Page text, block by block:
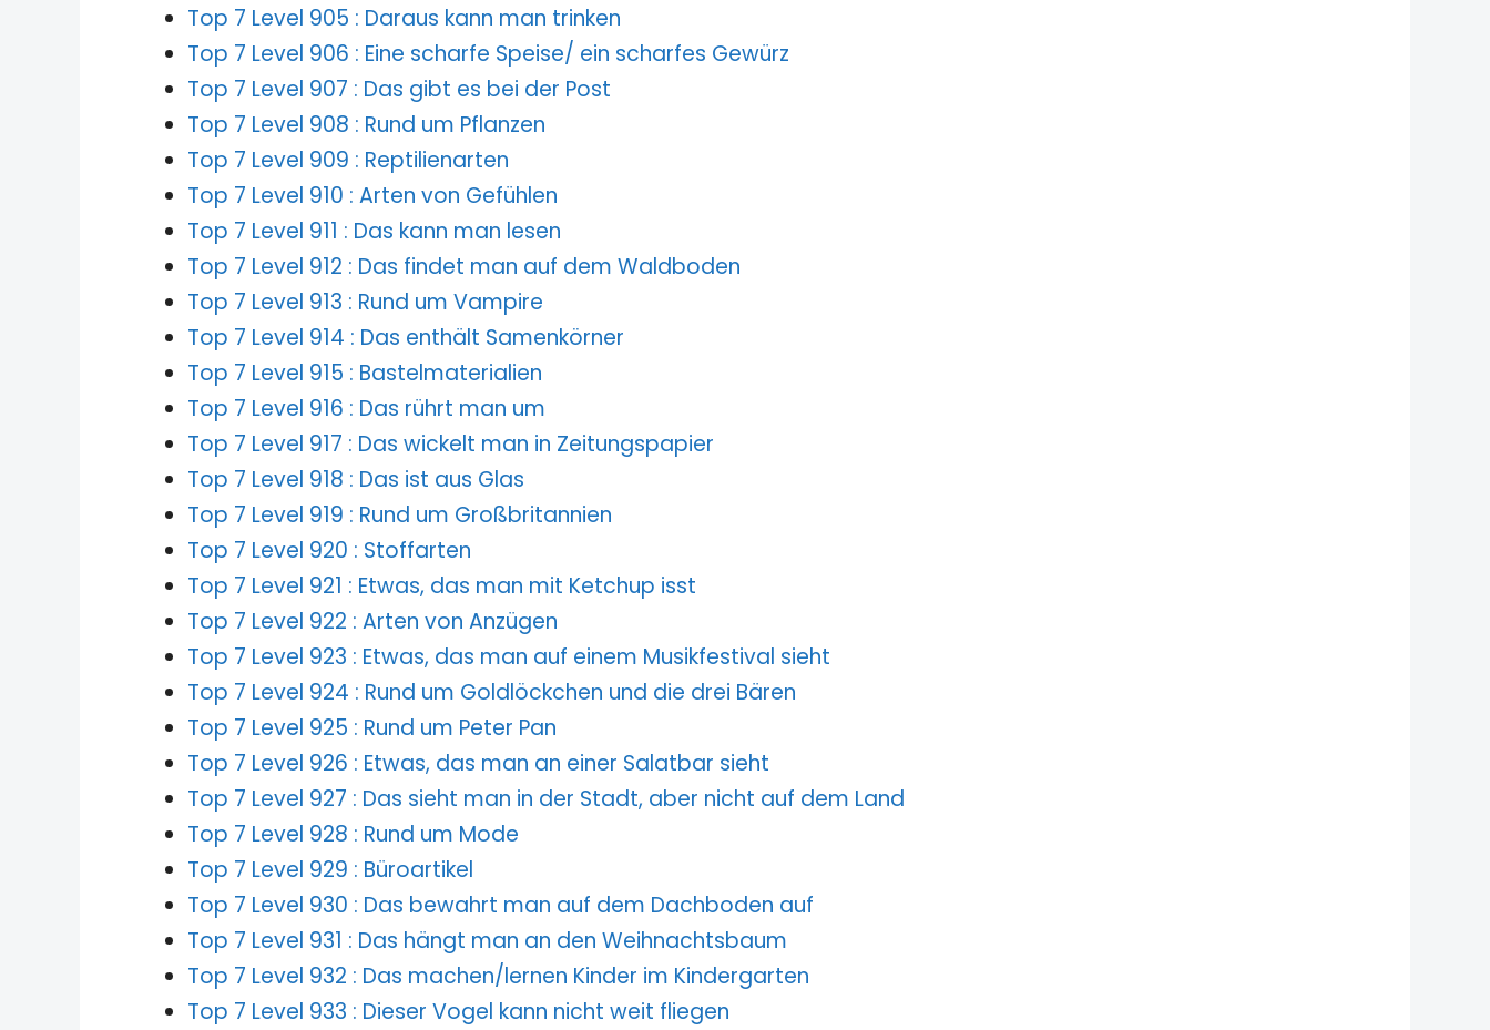
Top 7 Level 905 : Daraus kann man trinken
Top 7 Level 906 : Eine scharfe Speise/ ein scharfes Gewürz
Top 7 Level 907 : Das gibt es bei der Post
Top 7 Level 908 : Rund um Pflanzen
Top 7 Level 909 : Reptilienarten
Top 7 Level 910 : Arten von Gefühlen
Top 7 Level 911 : Das kann man lesen
Top 7 Level 912 : Das findet man auf dem Waldboden
Top 7 Level 913 : Rund um Vampire
Top 7 Level 914 : Das enthält Samenkörner
Top 7 Level 915 : Bastelmaterialien
Top 7 Level 916 : Das rührt man um
Top 7 Level 917 : Das wickelt man in Zeitungspapier
Top 7 Level 918 : Das ist aus Glas
Top 7 Level 919 : Rund um Großbritannien
Top 7 Level 920 : Stoffarten
Top 7 Level 921 : Etwas, das man mit Ketchup isst
Top 7 Level 922 : Arten von Anzügen
Top 7 Level 923 : Etwas, das man auf einem Musikfestival sieht
Top 7 Level 924 : Rund um Goldlöckchen und die drei Bären
Top 7 Level 925 : Rund um Peter Pan
Top 7 Level 926 : Etwas, das man an einer Salatbar sieht
Top 7 Level 927 : Das sieht man in der Stadt, aber nicht auf dem Land
Top 7 Level 928 : Rund um Mode
Top 7 Level 929 : Büroartikel
Top 7 Level 930 : Das bewahrt man auf dem Dachboden auf
Top 7 Level 931 : Das hängt man an den Weihnachtsbaum
Top 7 Level 932 : Das machen/lernen Kinder im Kindergarten
Top 7 Level 933 : Dieser Vogel kann nicht weit fliegen